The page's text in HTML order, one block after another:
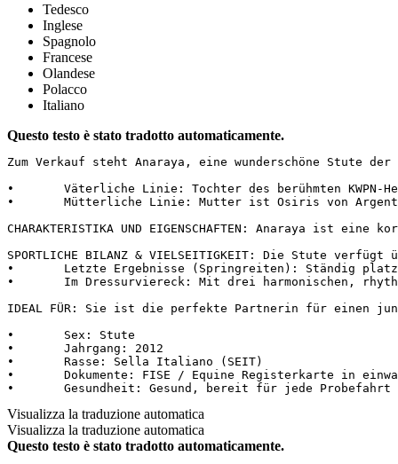
Tedesco
Inglese
Spagnolo
Francese
Olandese
Polacco
Italiano
Questo testo è stato tradotto automaticamente.
Zum Verkauf steht Anaraya, eine wunderschöne Stute
•	Väterliche Linie: Tochter des berühmten KWPN-Hengstes Ustinov (von Libero H), einem internationalen Sieger und Zuchtstammvater von Elite-Springpferden mit tadelloser Technik und Reaktionsfähigkeit.
•	Mütterliche Linie: Mutter ist Osiris von Argentinus, einer der weltweit führenden Zuchtstämme der modernen Pferdezucht, die Kraft, mentale Stabilität und außergewöhnliche Reitbarkeit vermittelt.
CHARAKTERISTIKA UND EIGENSCHAFTEN: Anaraya
SPORTLICHE BILANZ & VIELSEITIGKEIT: Die Stute
•	Letzte Ergebnisse (Springreiten): Ständig platziert und oft in den Top-Positionen in den Turnieren im Latium. Zu den jüngsten Resultaten im Juni 2026 zählen doppelte Nullrunden und der 4. Platz in den Kategorien LB80 und B90 im Zeitfahren beim Cassia Equestrian Club sowie Podestplätze im April 2026 bei La Macchiarella.
•	Im Dressurviereck: Mit drei harmonischen, rhythmischen und ausdrucksstarken Grundgangarten zeigt sie hervorragende Ausbildungsergebnisse auch in den offenen Klassen (4. Platz in E210), was auf ein hohes Niveau an Kontrolle und Ernsthaftigkeit im Bodenarbeitstraining hinweist.
IDEAL FÜR: Sie ist die perfekte Partnerin für einen
•	Sex: Stute
•	Jahrgang: 2012
•	Rasse: Sella Italiano (SEIT)
•	Dokumente: FISE / Equine Registerkarte in einwandfreiem Zustand
•	Gesundheit: Gesund, bereit für jede
Visualizza la traduzione automatica
Visualizza la traduzione automatica
Questo testo è stato tradotto automaticamente.